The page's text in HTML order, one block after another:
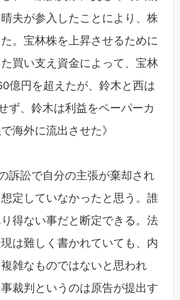
夫が参入したことにより、株
。宝林株を上昇させるために
買い支え資金によって、宝林
億円を超えたが、鈴木と西は
ず、鈴木は利益をペーパーカ
海外に流出させた》
訴訟で自分の主張が棄却され
定していなかったと思う。誰
得ない事だと断定できる。法
は難しく書かれていても、内
雑なものではないと思われ
裁判というのは原告が提出す